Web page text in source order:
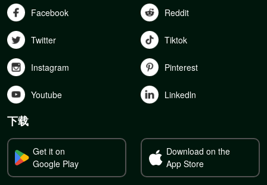
Facebook Reddit
Twitter Tiktok
Instagram Pinterest
Youtube Linkedln
下载
Get it on
Google Play
Download on the
App Store